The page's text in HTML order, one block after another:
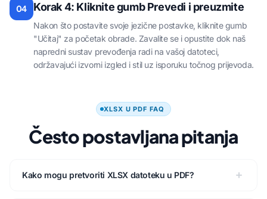
04 Korak 4: Kliknite gumb Prevedi i preuzmite
Nakon što postavite svoje jezične postavke, kliknite gumb
"Učitaj" za početak obrade. Zavalite se i opustite dok naš
napredni sustav prevođenja radi na vašoj datoteci,
održavajući izvorni izgled i stil uz isporuku točnog prijevoda.
XLSX U PDF FAQ
Često postavljana pitanja
Kako mogu pretvoriti XLSX datoteku u PDF?